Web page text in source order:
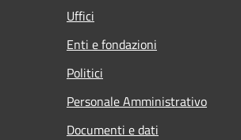
Uffici
Enti e fondazioni
Politici
Personale Amministrativo
Documenti e dati